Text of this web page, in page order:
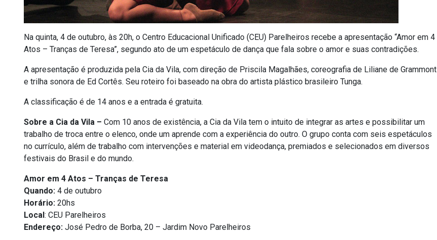
Na quinta, 4 de outubro, às 20h, o Centro Educacional Unificado (CEU) Parelheiros recebe a apresentação “Amor em 4
Atos – Tranças de Teresa”, segundo ato de um espetáculo de dança que fala sobre o amor e suas contradições.
A apresentação é produzida pela Cia da Vila, com direção de Priscila Magalhães, coreografia de Liliane de Grammont
e trilha sonora de Ed Cortês. Seu roteiro foi baseado na obra do artista plástico brasileiro Tunga.
A classificação é de 14 anos e a entrada é gratuita.
Sobre a Cia da Vila – Com 10 anos de existência, a Cia da Vila tem o intuito de integrar as artes e possibilitar um
trabalho de troca entre o elenco, onde um aprende com a experiência do outro. O grupo conta com seis espetáculos
no currículo, além de trabalho com intervenções e material em videodança, premiados e selecionados em diversos
festivais do Brasil e do mundo.
Amor em 4 Atos – Tranças de Teresa
Quando: 4 de outubro
Horário: 20hs
Local: CEU Parelheiros
Endereço: José Pedro de Borba, 20 – Jardim Novo Parelheiros